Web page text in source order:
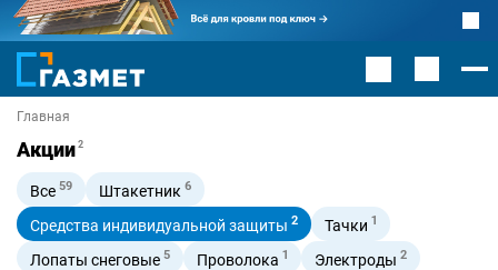
Главная
Акции2
Все 59 Штакетник 6
Средства индивидуальной защиты 2 Тачки 1
Лопаты снеговые 5 Проволока 1 Электроды 2